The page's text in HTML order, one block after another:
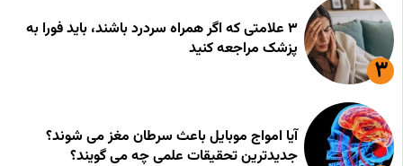
۳ علامتی که اگر همراه سردرد باشند، باید فورا به
پزشک مراجعه کنید
آیا امواج موبایل باعث سرطان مغز می شوند؟
جدیدترین تحقیقات علمی چه می گویند؟